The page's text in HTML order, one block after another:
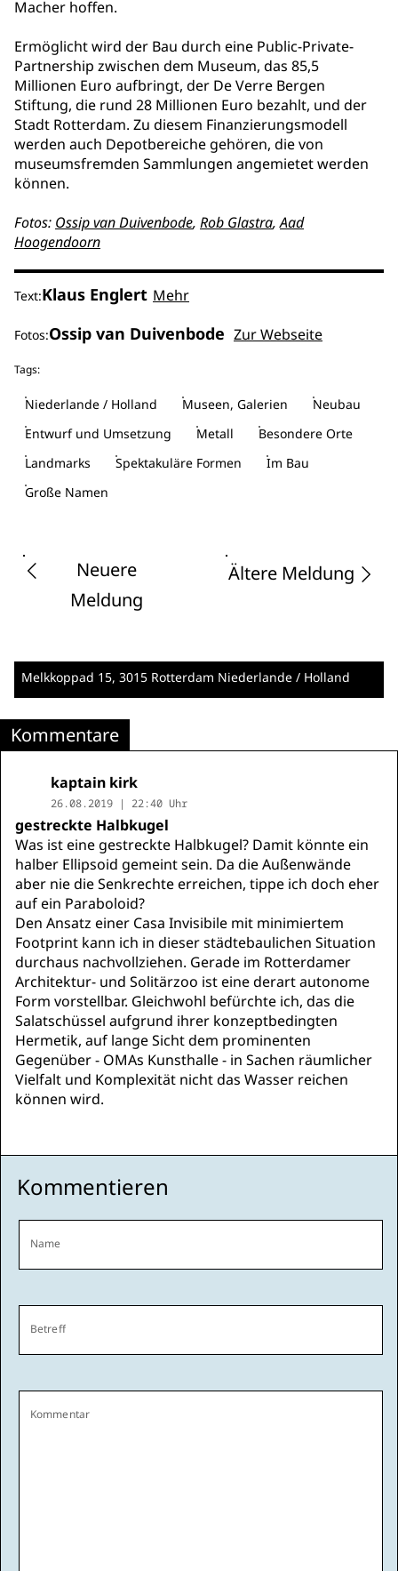
Macher hoffen.
Ermöglicht wird der Bau durch eine Public-Private-
Partnership zwischen dem Museum, das 85,5
Millionen Euro aufbringt, der De Verre Bergen
Stiftung, die rund 28 Millionen Euro bezahlt, und der
Stadt Rotterdam. Zu diesem Finanzierungsmodell
werden auch Depotbereiche gehören, die von
museumsfremden Sammlungen angemietet werden
können.
Fotos: Ossip van Duivenbode, Rob Glastra,Aad
Hoogendoorn
Text:Klaus Englert Mehr
Fotos:Ossip van Duivenbode Zur Webseite
Tags:
Niederlande / Holland Museen, Galerien
Neubau
Entwurf und Umsetzung
Metall
Besondere Orte
Landmarks
Spektakuläre Formen
Im Bau
Große Namen
Neuere
Meldung
Ältere Meldung
Melkkoppad 15, 3015 Rotterdam Niederlande / Holland
Kommentare
kaptain kirk
26.08.2019 | 22:40 Uhr
gestreckte Halbkugel
Was ist eine gestreckte Halbkugel? Damit könnte ein
halber Ellipsoid gemeint sein. Da die Außenwände
aber nie die Senkrechte erreichen, tippe ich doch eher
auf ein Paraboloid?
Den Ansatz einer Casa Invisibile mit minimiertem
Footprint kann ich in dieser städtebaulichen Situation
durchaus nachvollziehen. Gerade im Rotterdamer
Architektur- und Solitärzoo ist eine derart autonome
Form vorstellbar. Gleichwohl befürchte ich, das die
Salatschüssel aufgrund ihrer konzeptbedingten
Hermetik, auf lange Sicht dem prominenten
Gegenüber - OMAs Kunsthalle - in Sachen räumlicher
Vielfalt und Komplexität nicht das Wasser reichen
können wird.
Kommentieren
Name
Betreff
Kommentar